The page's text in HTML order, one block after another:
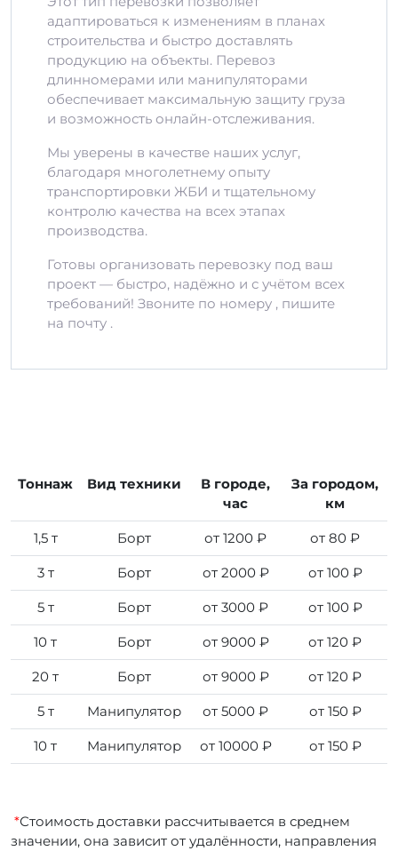
адаптироваться к изменениям в планах
строительства и быстро доставлять
продукцию на объекты. Перевоз
длинномерами или манипуляторами
обеспечивает максимальную защиту груза
и возможность онлайн-отслеживания.
Мы уверены в качестве наших услуг,
благодаря многолетнему опыту
транспортировки ЖБИ и тщательному
контролю качества на всех этапах
производства.
Готовы организовать перевозку под ваш
проект — быстро, надёжно и с учётом всех
требований! Звоните по номеру , пишите
на почту .
Тоннаж Вид техники
В городе,
час
За городом,
км
1,5 т Борт от 1200 ₽ от 80 ₽
3 т Борт от 2000 ₽ от 100 ₽
5 т Борт от 3000 ₽ от 100 ₽
10 т Борт от 9000 ₽ от 120 ₽
20 т Борт от 9000 ₽ от 120 ₽
5 т Манипулятор от 5000 ₽ от 150 ₽
10 т Манипулятор от 10000 ₽ от 150 ₽
*Стоимость доставки рассчитывается в среднем
значении, она зависит от удалённости, направления